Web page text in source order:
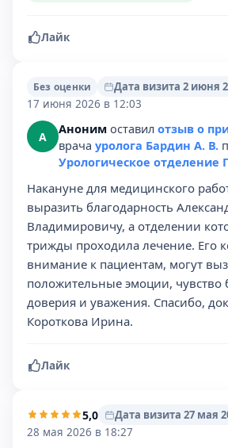
Лайк
Без оценки
Дата визита 2 июня
17 июня 2026 в 12:03
А Аноним оставил отзыв о
врача уролога Бардин А. В.
Урологическое отделение
Накануне для медицинского
выразить благодарность
Владимировичу, а отделении
трижды проходила лечение. Его
внимание к пациентам, могут
положительные эмоции, чувство
доверия и уважения. Спасибо,
Короткова Ирина.
Лайк
5,0
Дата визита 27 мая
28 мая 2026 в 18:27